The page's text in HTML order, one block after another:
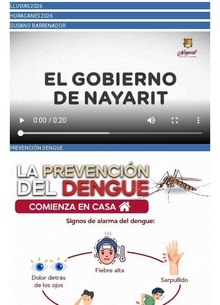
LLUVIAS 2026
HURACANES 2026
GUSANO BARRENADOR
PREVENCIÓN DENGUE